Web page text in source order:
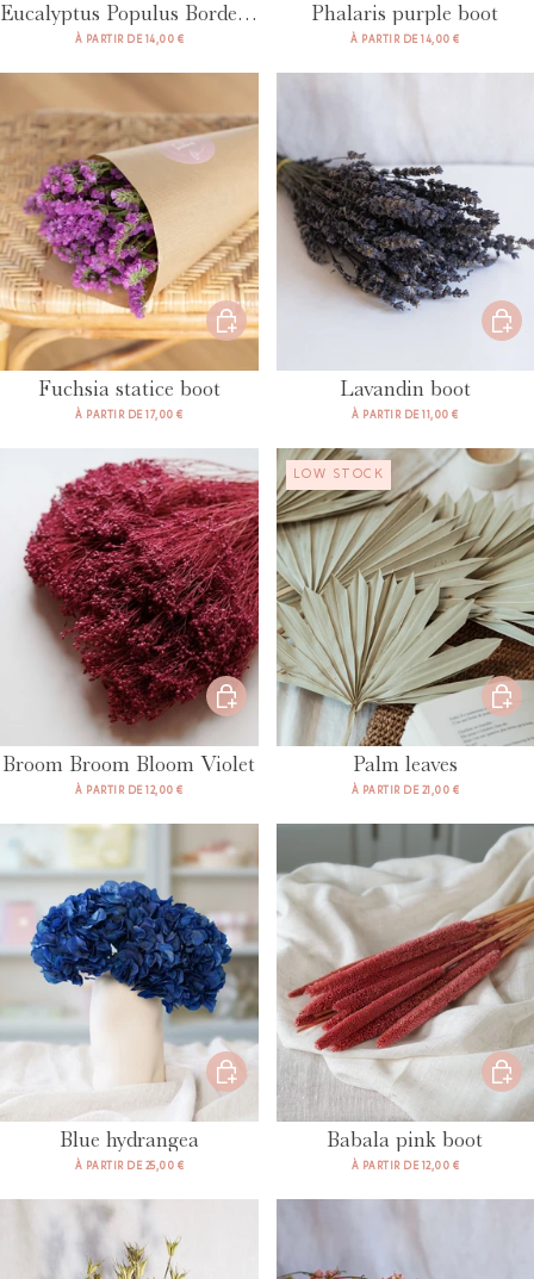
Eucalyptus Populus Bordeaux boot
À PARTIR DE 14,00 €
Phalaris purple boot
À PARTIR DE 14,00 €
Fuchsia statice boot
À PARTIR DE 17,00 €
Lavandin boot
À PARTIR DE 11,00 €
Broom Broom Bloom Violet
À PARTIR DE 12,00 €
LOW STOCK
Palm leaves
À PARTIR DE 21,00 €
Blue hydrangea
À PARTIR DE 25,00 €
Babala pink boot
À PARTIR DE 12,00 €